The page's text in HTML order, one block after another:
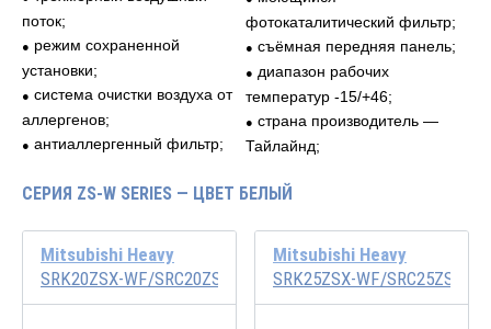
поток;
● режим сохраненной
установки;
● система очистки воздуха от
аллергенов;
● антиаллергенный фильтр;
фотокаталитический фильтр;
● съёмная передняя панель;
● диапазон рабочих
температур -15/+46;
● страна производитель —
Тайлайнд;
СЕРИЯ ZS-W SERIES — ЦВЕТ БЕЛЫЙ
Mitsubishi Heavy
SRK20ZSX-WF/SRC20ZSX-W
Mitsubishi Heavy
SRK25ZSX-WF/SRC25ZSX-W